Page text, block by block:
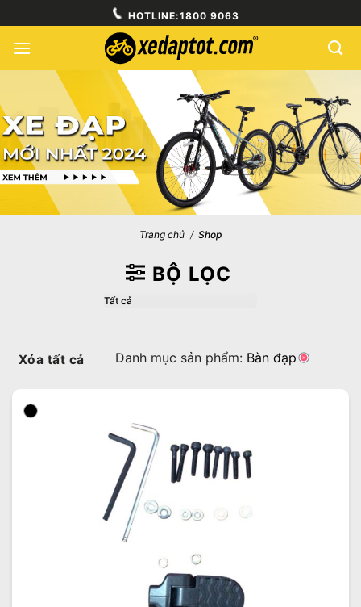
to
content
HOTLINE:1800 9063
Trang chủ / Shop
BỘ LỌC
Xóa tất cả Danh mục sản phẩm: Bàn đạp